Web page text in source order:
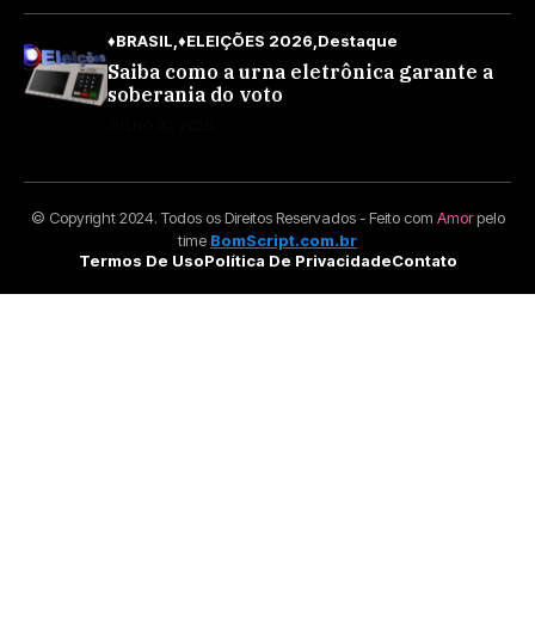
♦BRASIL ♦ELEIÇÕES 2026 Destaque
Saiba como a urna eletrônica garante a
soberania do voto
© Copyright 2024. Todos os Direitos Reservados - Feito com Amorpelo
time BomScript.com.br
Termos De UsoPolítica De PrivacidadeContato